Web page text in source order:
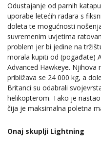
Odustajanje od parnih
uporabe letećih radara s
doleta te mogućnosti
suvremenim uvjetima
problem jer bi jedine na
morala kupiti od (pogađate)
Advanced Hawkeye. Njihova
približava se 24 000 kg, a
Britanci su odabrali
helikopterom. Tako je
čija je maksimalna poletna
Onaj skuplji Lightning